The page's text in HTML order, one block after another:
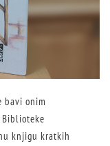
bavi onim
knjigu kratkih